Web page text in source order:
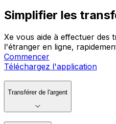
Simplifier les
Xe vous aide à effectuer des
l'étranger en ligne,
Commencer
Téléchargez l'application
Transférer de l'argent